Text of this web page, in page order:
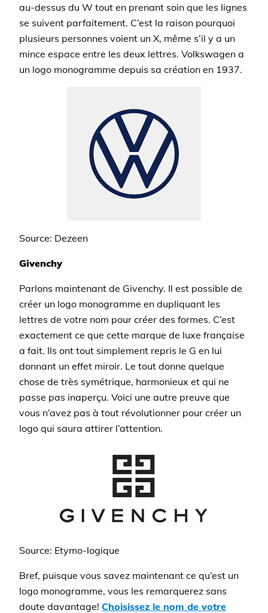
au-dessus du W tout en prenant soin que les lignes
se suivent parfaitement. C’est la raison pourquoi
plusieurs personnes voient un X, même s’il y a un
mince espace entre les deux lettres. Volkswagen a
un logo monogramme depuis sa création en 1937.
Source: Dezeen
Givenchy
Parlons maintenant de Givenchy. Il est possible de
créer un logo monogramme en dupliquant les
lettres de votre nom pour créer des formes. C’est
exactement ce que cette marque de luxe française
a fait. Ils ont tout simplement repris le G en lui
donnant un effet miroir. Le tout donne quelque
chose de très symétrique, harmonieux et qui ne
passe pas inaperçu. Voici une autre preuve que
vous n’avez pas à tout révolutionner pour créer un
logo qui saura attirer l’attention.
Source: Etymo-logique
Bref, puisque vous savez maintenant ce qu’est un
logo monogramme, vous les remarquerez sans
doute davantage!Choisissez le nom de votre